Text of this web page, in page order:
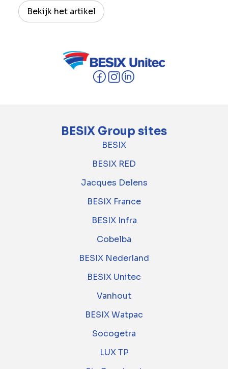
Bekijk het artikel
BESIX Group sites
BESIX
BESIX RED
Jacques Delens
BESIX France
BESIX Infra
Cobelba
BESIX Nederland
BESIX Unitec
Vanhout
BESIX Watpac
Socogetra
LUX TP